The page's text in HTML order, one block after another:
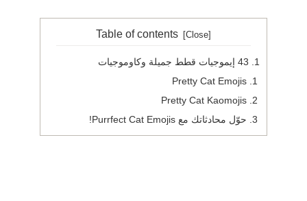
Table of contents
43 إيموجيات قطط جميلة وكاوموجيات
Pretty Cat Emojis
Pretty Cat Kaomojis
حوّل محادثاتك مع Purrfect Cat Emojis!